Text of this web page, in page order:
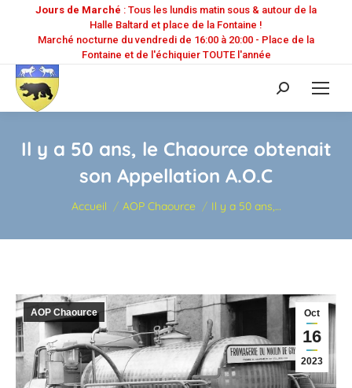
Jours de Marché : Tous les lundis matin sous & autour de la
Halle Baltard et place de la Fontaine !
Marché nocturne du vendredi de 16:00 à 20:00 - Place de la
Fontaine et de l'échiquier TOUTE l'année
Recherche
:
Il y a 50 ans, le Chaource obtenait
son Appellation A.O.C
Vous êtes ici :
Accueil AOP Chaource Il y a 50 ans,…
Oct
16
2023
AOP Chaource